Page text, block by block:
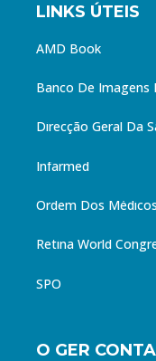
LINKS ÚTEIS
AMD Book
Banco De Imagens
Direcção Geral Da
Infarmed
Ordem Dos Médicos
Retina World
SPO
O GER